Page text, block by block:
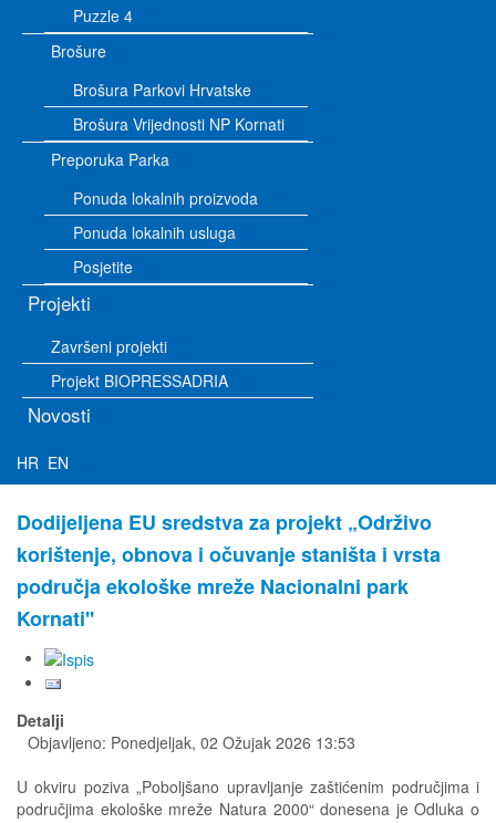
Puzzle 4
Brošure
Brošura Parkovi Hrvatske
Brošura Vrijednosti NP Kornati
Preporuka Parka
Ponuda lokalnih proizvoda
Ponuda lokalnih usluga
Posjetite
Projekti
Završeni projekti
Projekt BIOPRESSADRIA
Novosti
HR EN
Dodijeljena EU sredstva za projekt „Održivo
korištenje, obnova i očuvanje staništa i vrsta
područja ekološke mreže Nacionalni park
Kornati''
Detalji
Objavljeno: Ponedjeljak, 02 Ožujak 2026 13:53
U okviru poziva „Poboljšano upravljanje zaštićenim područjima i
područjima ekološke mreže Natura 2000“ donesena je Odluka o